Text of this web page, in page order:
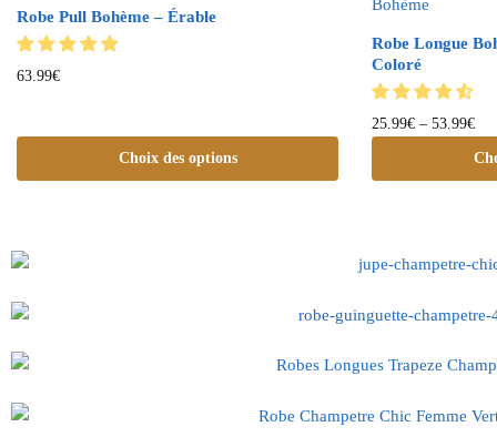
Robe Pull Bohème – Érable
63.99€
Choix des options
Robe Longue
Coloré
25.99€ – 53.99€